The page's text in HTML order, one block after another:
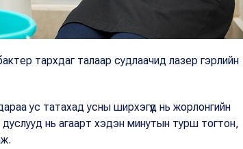
тархдаг талаар судлаачид лазер гэрлийн
ус татахад усны ширхэгүүд нь жорлонгийн
дуслууд нь агаарт хэдэн минутын турш тогтон,